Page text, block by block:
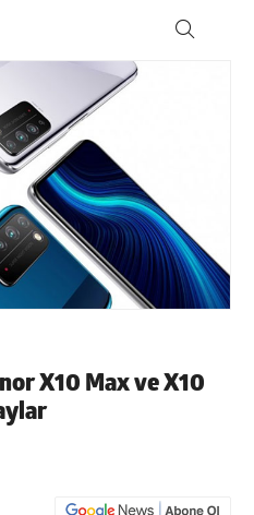
X10 Max ve X10